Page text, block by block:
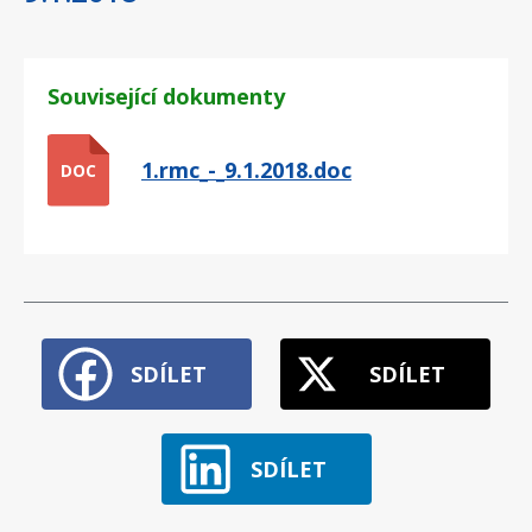
Související dokumenty
DOC 1.rmc_-_9.1.2018.doc
SDÍLET SDÍLET
SDÍLET